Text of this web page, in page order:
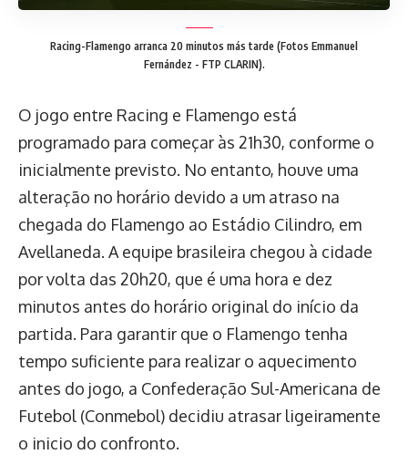
Racing-Flamengo arranca 20 minutos más tarde (Fotos Emmanuel
Fernández - FTP CLARIN).
O jogo entre Racing e Flamengo está
programado para começar às 21h30, conforme o
inicialmente previsto. No entanto, houve uma
alteração no horário devido a um atraso na
chegada do Flamengo ao Estádio Cilindro, em
Avellaneda. A equipe brasileira chegou à cidade
por volta das 20h20, que é uma hora e dez
minutos antes do horário original do início da
partida. Para garantir que o Flamengo tenha
tempo suficiente para realizar o aquecimento
antes do jogo, a Confederação Sul-Americana de
Futebol (Conmebol) decidiu atrasar ligeiramente
o inicio do confronto.